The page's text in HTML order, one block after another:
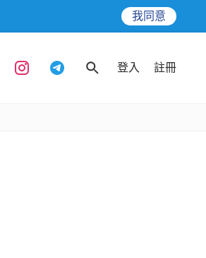
我同意
登入 註冊